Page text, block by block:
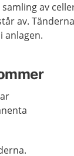
av
av.
anlagen.